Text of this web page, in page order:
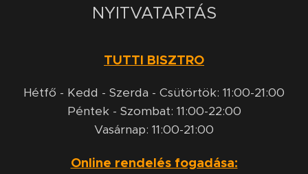
NYITVATARTÁS
TUTTI BISZTRO
Hétfő - Kedd - Szerda - Csütörtök: 11:00-21:00
Péntek - Szombat: 11:00-22:00
Vasárnap: 11:00-21:00
Online rendelés fogadása: